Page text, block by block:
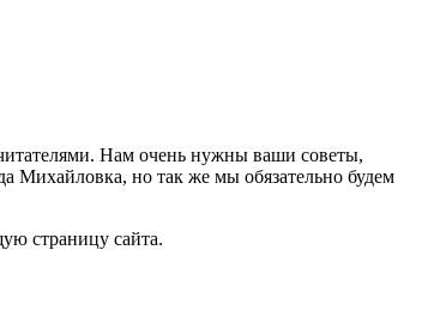
Нам очень нужны ваши советы,
Михайловка, но так же мы обязательно будем
страницу сайта.